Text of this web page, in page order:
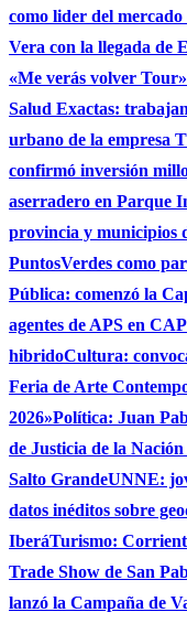
como lider del
Vera con la llegada de
«Me verás volver Tour»
Salud Exactas:
urbano de la empresa
confirmó inversión
aserradero en Parque
provincia y municipios
PuntosVerdes como
Pública: comenzó la
agentes de APS en
hibridoCultura:
Feria de Arte
2026»Política: Juan
de Justicia de la
Salto GrandeUNNE:
datos inéditos sobre
IberáTurismo:
Trade Show de San
lanzó la Campaña de